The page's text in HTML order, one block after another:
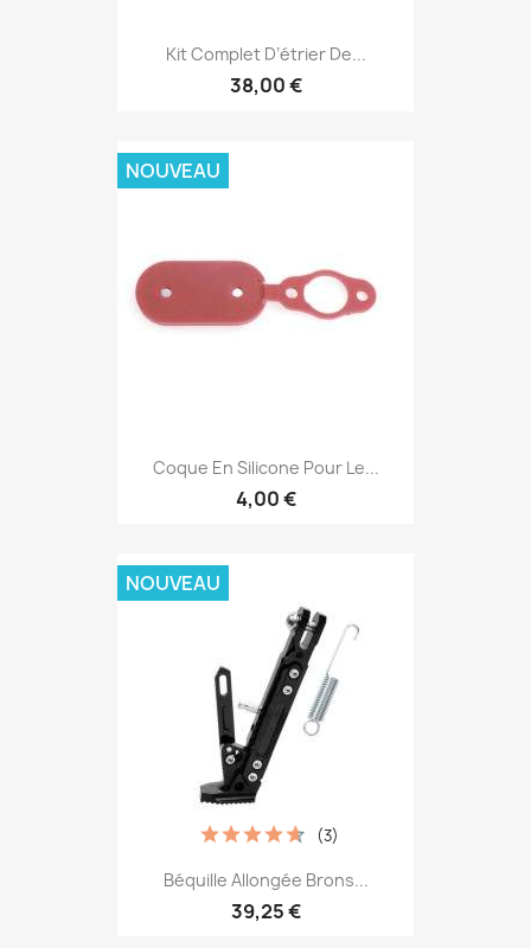
Kit Complet D’étrier De...
38,00 €
Coque En Silicone Pour Le...
4,00 €
NOUVEAU
Béquille Allongée Brons...
39,25 €
(3)
NOUVEAU